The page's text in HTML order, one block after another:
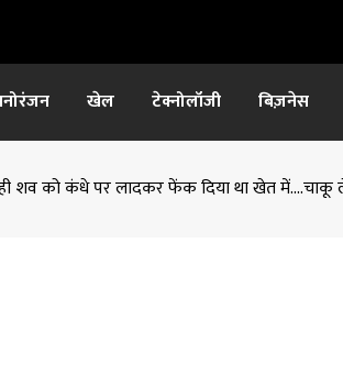
खेल टेक्नोलॉजी बिज़नेस
शव को कंधे पर लादकर फेंक दिया था खेत में….चाकू